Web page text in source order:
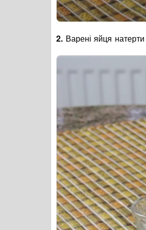
2. Варені яйця